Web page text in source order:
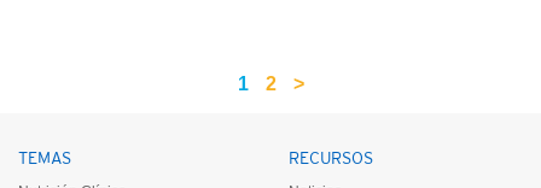
1 2 >
TEMAS RECURSOS